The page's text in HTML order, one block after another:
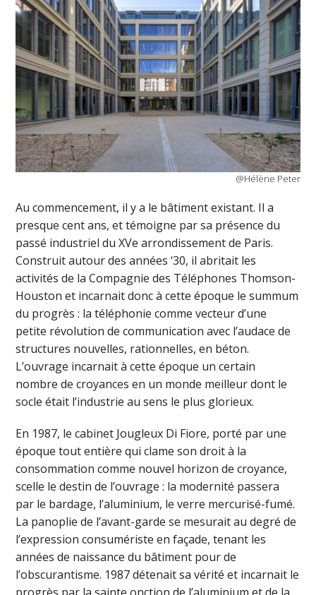
@Hélène Peter
Au commencement, il y a le bâtiment existant. Il a
presque cent ans, et témoigne par sa présence du
passé industriel du XVe arrondissement de Paris.
Construit autour des années ‘30, il abritait les
activités de la Compagnie des Téléphones Thomson-
Houston et incarnait donc à cette époque le summum
du progrès : la téléphonie comme vecteur d’une
petite révolution de communication avec l’audace de
structures nouvelles, rationnelles, en béton.
L’ouvrage incarnait à cette époque un certain
nombre de croyances en un monde meilleur dont le
socle était l’industrie au sens le plus glorieux.
En 1987, le cabinet Jougleux Di Fiore, porté par une
époque tout entière qui clame son droit à la
consommation comme nouvel horizon de croyance,
scelle le destin de l’ouvrage : la modernité passera
par le bardage, l’aluminium, le verre mercurisé-fumé.
La panoplie de l’avant-garde se mesurait au degré de
l’expression consumériste en façade, tenant les
années de naissance du bâtiment pour de
l’obscurantisme. 1987 détenait sa vérité et incarnait le